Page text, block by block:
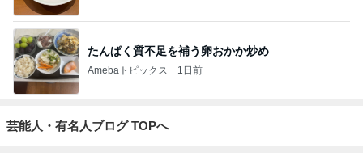
たんぱく質不足を補う卵おかか炒め
Amebaトピックス 1日前
芸能人・有名人ブログ TOPへ